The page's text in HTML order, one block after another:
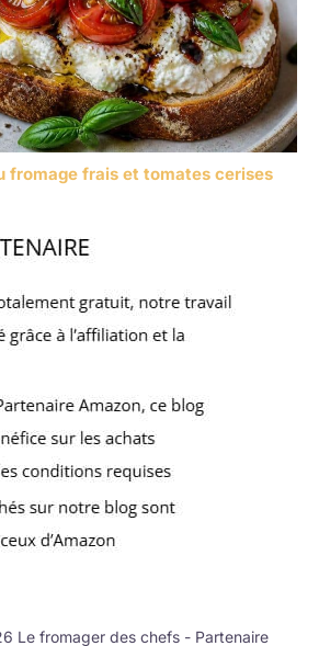
fromage frais et tomates cerises
Le fromager des chefs - Partenaire